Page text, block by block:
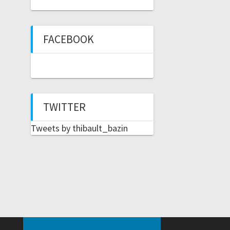
FACEBOOK
TWITTER
Tweets by thibault_bazin